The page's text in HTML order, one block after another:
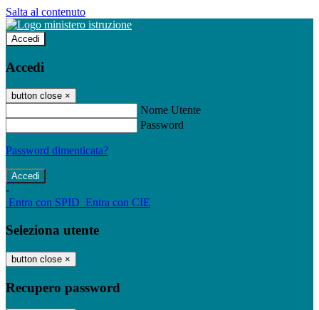
Salta al contenuto
Accedi
Accedi
button close ×
Nome Utente
Password
Password dimenticata?
-
Entra con SPID Entra con CIE
Seleziona utente
button close ×
Recupero password